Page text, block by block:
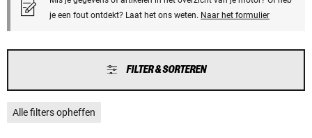
je een fout ontdekt? Laat het ons weten. Naar het formulier
FILTER & SORTEREN
Alle filters opheffen